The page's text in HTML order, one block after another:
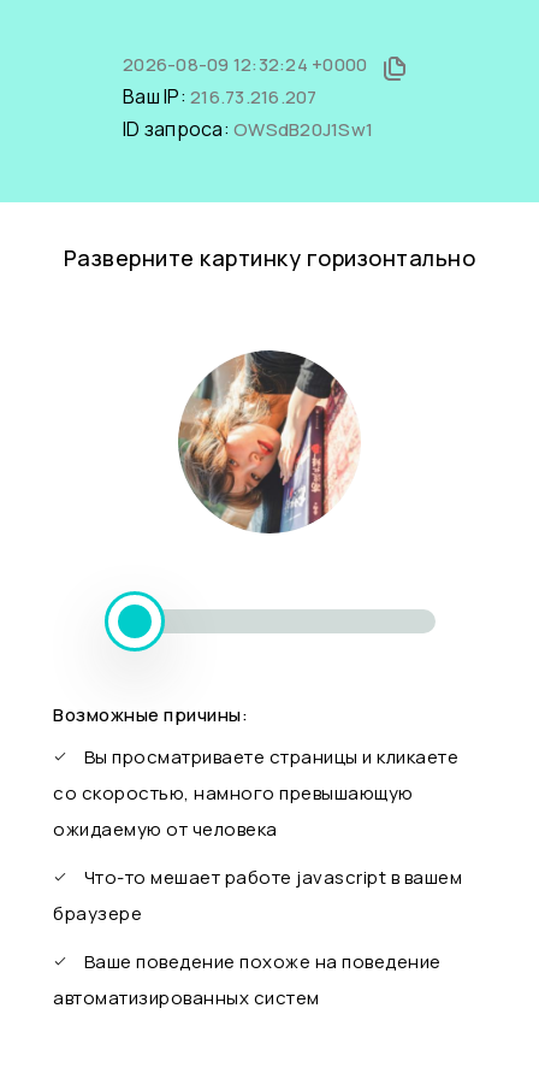
2026-08-09 12:32:24 +0000
Ваш IP: 216.73.216.207
ID запроса: OWSdB20J1Sw1
Разверните картинку горизонтально
Возможные причины:
Вы просматриваете страницы и кликаете
со скоростью, намного превышающую
ожидаемую от человека
Что-то мешает работе javascript в вашем
браузере
Ваше поведение похоже на поведение
автоматизированных систем